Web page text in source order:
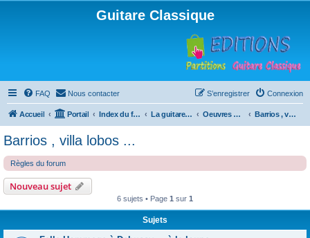
Guitare Classique
FAQ Nous contacter Connexion
S’enregistrer
Accueil Portail Index du forum La guitare : instrument, cours et théorie Oeuvres à la loupe Barrios , villa lobos ...
Barrios , villa lobos ...
Règles du forum
Nouveau sujet
6 sujets • Page 1 sur 1
Sujets